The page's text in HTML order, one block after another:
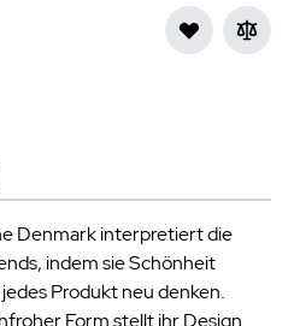
Denmark interpretiert die
indem sie Schönheit
Produkt neu denken.
Form stellt ihr Design